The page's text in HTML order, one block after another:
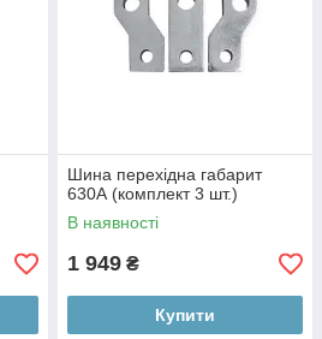
Шина перехідна габарит
630А (комплект 3 шт.)
В наявності
1 949 ₴
Купити